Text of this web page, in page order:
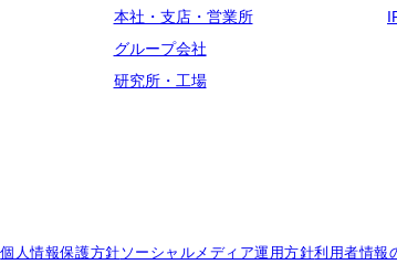
本社・支店・営業所
グループ会社
研究所・工場
個人情報保護方針 ソーシャルメディア運用方針利用者情報